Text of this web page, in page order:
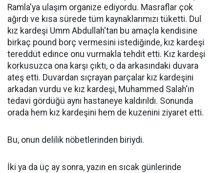
Ramla'ya ulaşım organize ediyordu. Masraflar çok
ağırdı ve kısa sürede tüm kaynaklarımızı tüketti. Dul
kız kardeşi Umm Abdullah'tan bu amaçla kendisine
birkaç pound borç vermesini istediğinde, kız kardeşi
tereddüt edince onu vurmakla tehdit etti. Kız kardeşi
korkusuzca ona karşı çıktı, o da arkasındaki duvara
ateş etti. Duvardan sıçrayan parçalar kız kardeşini
arkadan vurdu ve kız kardeşi, Muhammed Salah'ın
tedavi gördüğü aynı hastaneye kaldırıldı. Sonunda
orada hem kız kardeşini hem de kuzenini ziyaret etti.
Bu, onun delilik nöbetlerinden biriydi.
İki ya da üç ay sonra, yazın en sıcak günlerinde